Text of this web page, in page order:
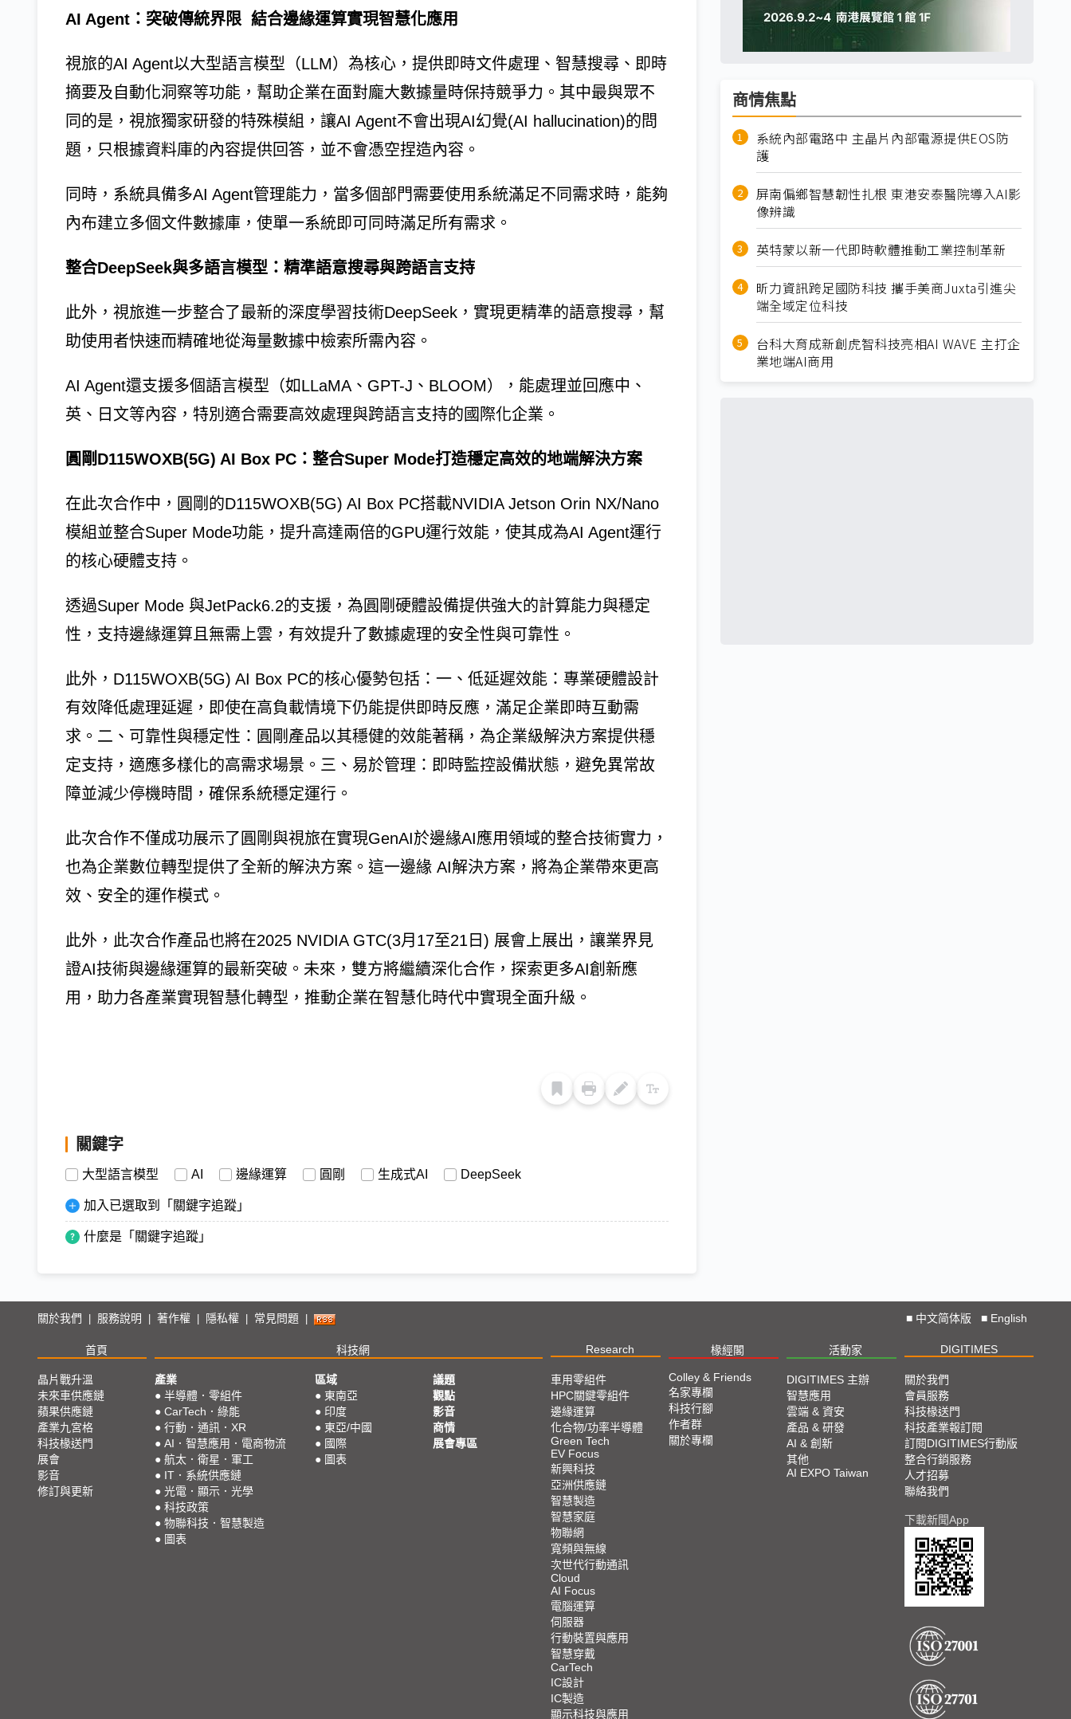
AI Agent：突破傳統界限 結合邊緣運算實現智慧化應用
視旅的AI Agent以大型語言模型（LLM）為核心，提供即時文件處理、智慧搜尋、即時
摘要及自動化洞察等功能，幫助企業在面對龐大數據量時保持競爭力。其中最與眾不
同的是，視旅獨家研發的特殊模組，讓AI Agent不會出現AI幻覺(AI hallucination)的問
題，只根據資料庫的內容提供回答，並不會憑空捏造內容。
同時，系統具備多AI Agent管理能力，當多個部門需要使用系統滿足不同需求時，能夠
內布建立多個文件數據庫，使單一系統即可同時滿足所有需求。
整合DeepSeek與多語言模型：精準語意搜尋與跨語言支持
此外，視旅進一步整合了最新的深度學習技術DeepSeek，實現更精準的語意搜尋，幫
助使用者快速而精確地從海量數據中檢索所需內容。
AI Agent還支援多個語言模型（如LLaMA、GPT-J、BLOOM），能處理並回應中、
英、日文等內容，特別適合需要高效處理與跨語言支持的國際化企業。
圓剛D115WOXB(5G) AI Box PC：整合Super Mode打造穩定高效的地端解決方案
在此次合作中，圓剛的D115WOXB(5G) AI Box PC搭載NVIDIA Jetson Orin NX/Nano
模組並整合Super Mode功能，提升高達兩倍的GPU運行效能，使其成為AI Agent運行
的核心硬體支持。
透過Super Mode 與JetPack6.2的支援，為圓剛硬體設備提供強大的計算能力與穩定
性，支持邊緣運算且無需上雲，有效提升了數據處理的安全性與可靠性。
此外，D115WOXB(5G) AI Box PC的核心優勢包括：一、低延遲效能：專業硬體設計
有效降低處理延遲，即使在高負載情境下仍能提供即時反應，滿足企業即時互動需
求。二、可靠性與穩定性：圓剛產品以其穩健的效能著稱，為企業級解決方案提供穩
定支持，適應多樣化的高需求場景。三、易於管理：即時監控設備狀態，避免異常故
障並減少停機時間，確保系統穩定運行。
此次合作不僅成功展示了圓剛與視旅在實現GenAI於邊緣AI應用領域的整合技術實力，
也為企業數位轉型提供了全新的解決方案。這一邊緣 AI解決方案，將為企業帶來更高
效、安全的運作模式。
此外，此次合作產品也將在2025 NVIDIA GTC(3月17至21日) 展會上展出，讓業界見
證AI技術與邊緣運算的最新突破。未來，雙方將繼續深化合作，探索更多AI創新應
用，助力各產業實現智慧化轉型，推動企業在智慧化時代中實現全面升級。
關鍵字
大型語言模型 AI 邊緣運算 圓剛 生成式AI DeepSeek
加入已選取到「關鍵字追蹤」
什麼是「關鍵字追蹤」
商情焦點
系統內部電路中 主晶片內部電源提供EOS防
護
屏南偏鄉智慧韌性扎根 東港安泰醫院導入AI影
像辨識
英特蒙以新一代即時軟體推動工業控制革新
昕力資訊跨足國防科技 攜手美商Juxta引進尖
端全域定位科技
台科大育成新創虎智科技亮相AI WAVE 主打企
業地端AI商用
關於我們 服務說明 著作權 隱私權 常見問題 ■ 中文简体版 ■ English
首頁 科技網 Research 椽經閣 活動家 DIGITIMES
晶片戰升溫
未來車供應鏈
蘋果供應鏈
產業九宮格
科技椽送門
展會
影音
修訂與更新
產業
● 半導體．零組件
● CarTech．綠能
● 行動．通訊．XR
● AI．智慧應用．電商物流
● 航太．衛星．軍工
● IT．系統供應鏈
● 光電．顯示．光學
● 科技政策
● 物聯科技．智慧製造
● 圖表
區域
● 東南亞
● 印度
● 東亞/中國
● 國際
● 圖表
議題
觀點
影音
商情
展會專區
車用零組件
HPC關鍵零組件
邊緣運算
化合物/功率半導體
Green Tech
EV Focus
新興科技
亞洲供應鏈
智慧製造
智慧家庭
物聯網
寬頻與無線
次世代行動通訊
Cloud
AI Focus
電腦運算
伺服器
行動裝置與應用
智慧穿戴
CarTech
IC設計
IC製造
顯示科技與應用
Colley & Friends
名家專欄
科技行腳
作者群
關於專欄
DIGITIMES 主辦
智慧應用
雲端 & 資安
產品 & 研發
AI & 創新
其他
AI EXPO Taiwan
關於我們
會員服務
科技椽送門
科技產業報訂閱
訂閱DIGITIMES行動版
整合行銷服務
人才招募
聯絡我們
下載新聞App